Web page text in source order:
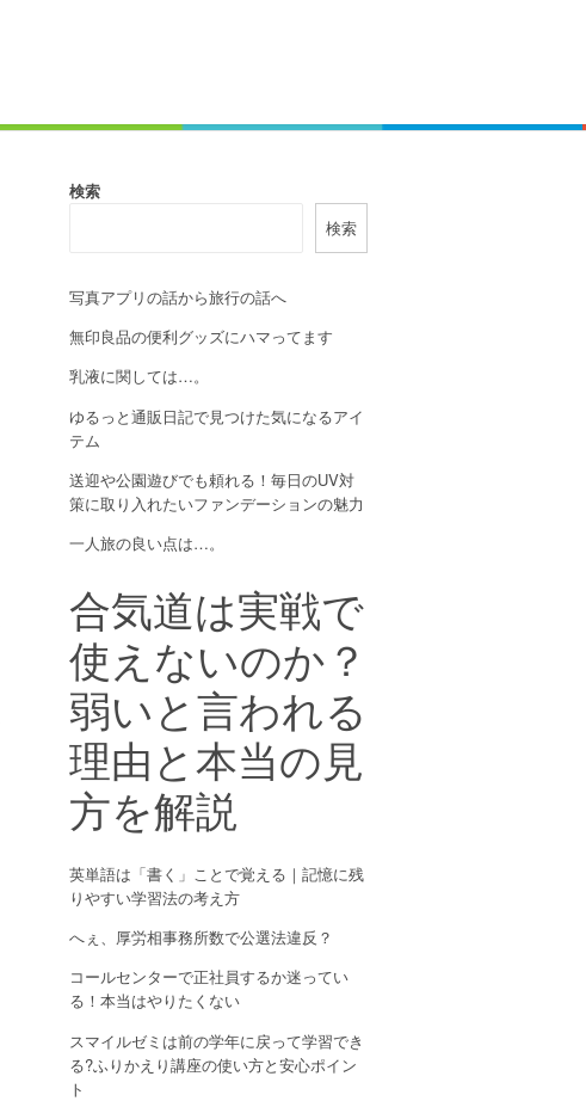
検索
検索
写真アプリの話から旅行の話へ
無印良品の便利グッズにハマってます
乳液に関しては…。
ゆるっと通販日記で見つけた気になるアイ
テム
送迎や公園遊びでも頼れる！毎日のUV対
策に取り入れたいファンデーションの魅力
一人旅の良い点は…。
合気道は実戦で
使えないのか？
弱いと言われる
理由と本当の見
方を解説
英単語は「書く」ことで覚える｜記憶に残
りやすい学習法の考え方
へぇ、厚労相事務所数で公選法違反？
コールセンターで正社員するか迷ってい
る！本当はやりたくない
スマイルゼミは前の学年に戻って学習でき
る?ふりかえり講座の使い方と安心ポイン
ト